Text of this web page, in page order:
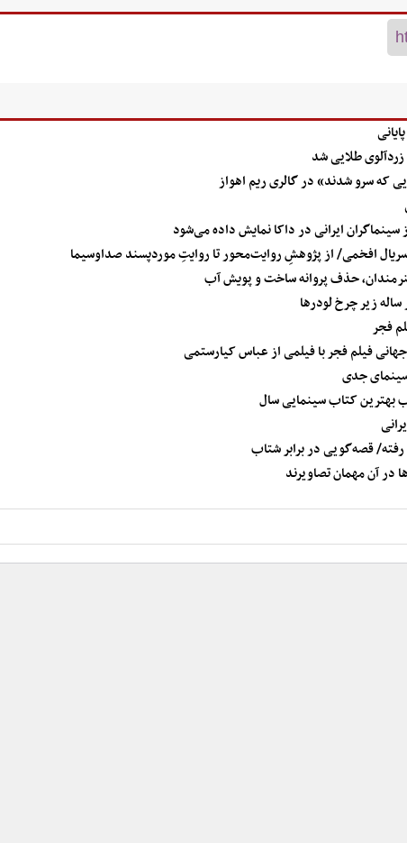
طلایی شد
که سرو شدند» در گالری ریم اهواز
افخمی/ از پژوهشِ روایت‌محور تا روایتِ موردپسند صداوسیما
حذف پروانه ساخت و پویش آب
زیر چرخ لودرها
فجر
فیلم فجر با فیلمی از عباس کیارستمی
جدی
بهترین کتاب سینمایی سال
قصه‌گویی در برابر شتاب
در آن مهمان تصاویرند